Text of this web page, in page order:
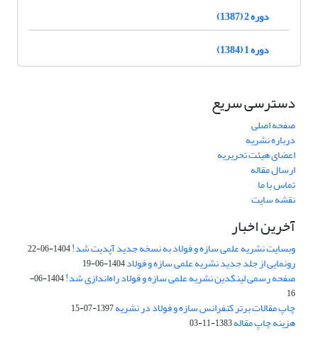
دوره 2 (1387)
دوره 1 (1384)
دسترسی سریع
صفحه اصلی
درباره نشریه
اعضای هیئت تحریریه
ارسال مقاله
تماس با ما
نقشه سایت
آخرین اخبار
وبسایت نشریه علمی سازه و فولاد به نسخه جدید آپدیت شد!1404-06-22
رونمایی از جلد جدید نشریه علمی سازه و فولاد1404-06-19
صفحه رسمی لینکدین نشریه علمی سازه و فولاد راه‌اندازی شد!
1404-06-
16
چاپ مقالات برتر کنفرانس سازه و فولاد در نشریه1397-07-15
هزینه چاپ مقاله1383-11-03